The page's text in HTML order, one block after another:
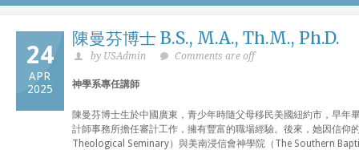
24
APR
2025
陳曼芬博士 B.S., M.A., Th.M., Ph.D.
by USAdmin Comments are off
神學系專任講師
陳曼芬博士生於中國廣東，青少年時隨父母移民美國紐約市，早
計師事務所擔任審計工作，擁有豐富的職場經驗。後來，她因信
Theological Seminary）與美南浸信會神學院（The Southern